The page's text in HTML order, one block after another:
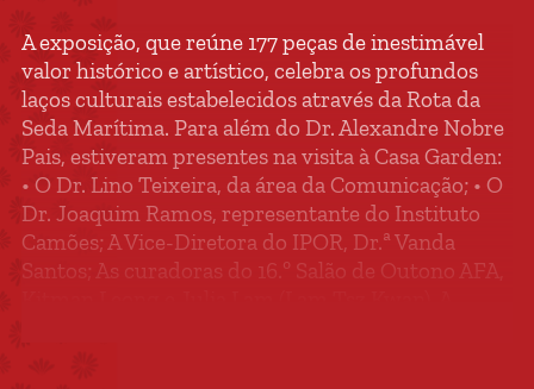
A exposição, que reúne 177 peças de inestimável
valor histórico e artístico, celebra os profundos
laços culturais estabelecidos através da Rota da
Seda Marítima. Para além do Dr. Alexandre Nobre
Pais, estiveram presentes na visita à Casa Garden:
• O Dr. Lino Teixeira, da área da Comunicação; • O
Dr. Joaquim Ramos, representante do Instituto
Camões; A Vice-Diretora do IPOR, Dr.ª Vanda
Santos; As curadoras do 16.º Salão de Outono AFA,